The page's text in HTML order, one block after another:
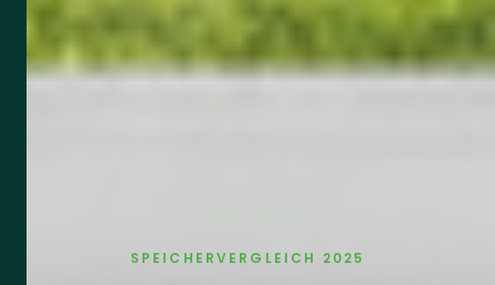
SPEICHERVERGLEICH 2025